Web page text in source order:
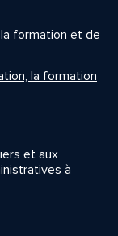
formation et de
la formation
et aux
à